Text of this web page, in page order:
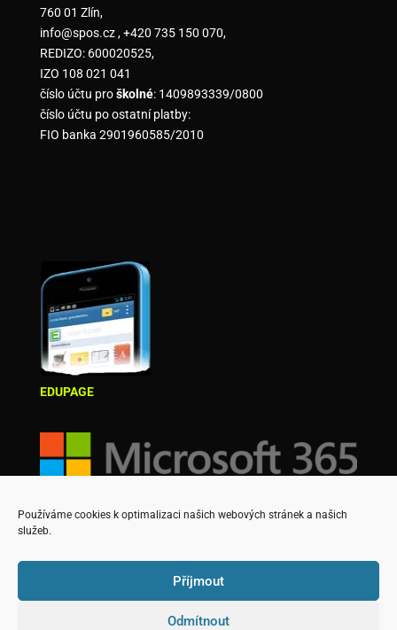
Používáme cookies k optimalizaci našich webových stránek a našich
služeb.
Příjmout
Odmítnout
760 01 Zlín,
info@spos.cz , +420 735 150 070,
REDIZO: 600020525,
IZO 108 021 041
číslo účtu proškolné: 1409893339/0800
číslo účtu po ostatní platby:
FIO banka 2901960585/2010
EDUPAGE